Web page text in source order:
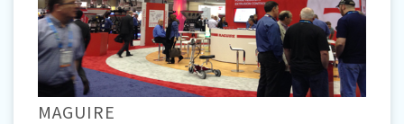
MAGUIRE